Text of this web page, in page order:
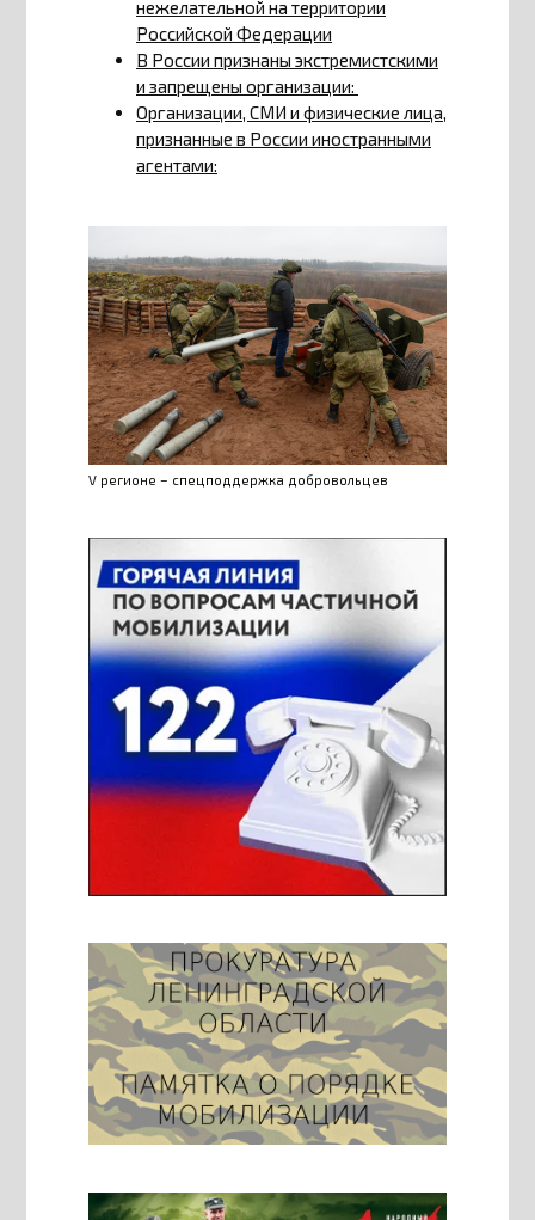
нежелательной на территории
Российской Федерации
В России признаны экстремистскими
и запрещены организации:
Организации, СМИ и физические лица,
признанные в России иностранными
агентами:
V регионе – спецподдержка добровольцев